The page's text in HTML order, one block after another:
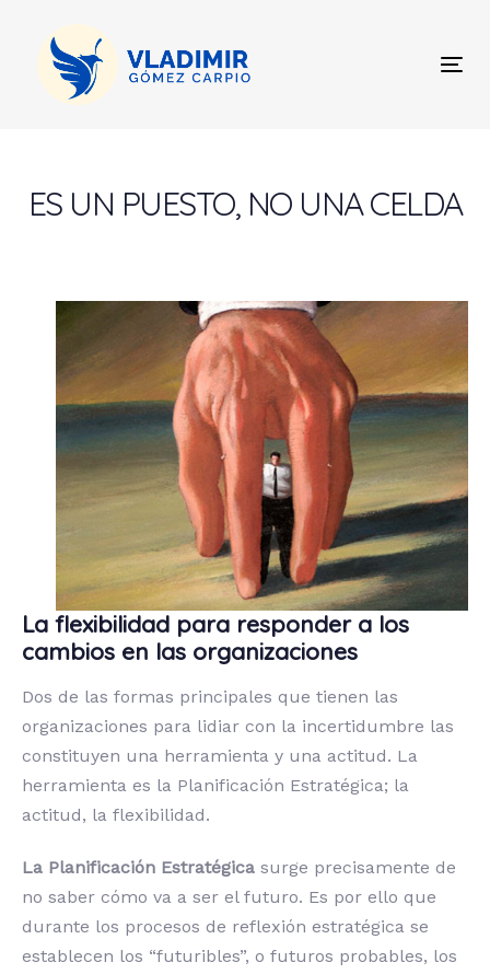
content
ES UN PUESTO, NO UNA CELDA
La flexibilidad para responder a los
cambios en las organizaciones
Dos de las formas principales que tienen las
organizaciones para lidiar con la incertidumbre las
constituyen una herramienta y una actitud. La
herramienta es la Planificación Estratégica; la
actitud, la flexibilidad.
La Planificación Estratégica surge precisamente de
no saber cómo va a ser el futuro. Es por ello que
durante los procesos de reflexión estratégica se
establecen los “futuribles”, o futuros probables, los
navigation